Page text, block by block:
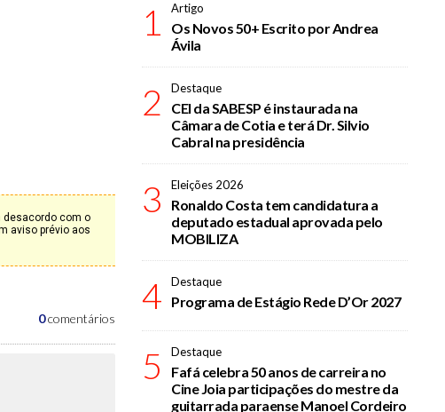
desacordo com o
aviso prévio aos
0comentários
1 Artigo
Os Novos 50+ Escrito por Andrea
Ávila
2 Destaque
CEI da SABESP é instaurada na
Câmara de Cotia e terá Dr. Silvio
Cabral na presidência
3 Eleições 2026
Ronaldo Costa tem candidatura a
deputado estadual aprovada pelo
MOBILIZA
4 Destaque
Programa de Estágio Rede D’Or 2027
5 Destaque
Fafá celebra 50 anos de carreira no
Cine Joia participações do mestre da
guitarrada paraense Manoel Cordeiro